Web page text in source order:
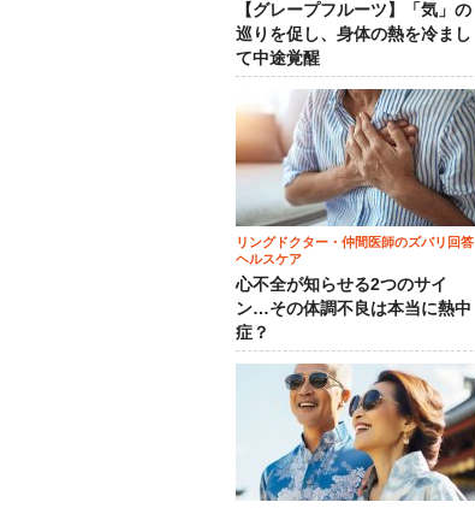
【グレープフルーツ】「気」の
巡りを促し、身体の熱を冷まし
て中途覚醒
リングドクター・仲間医師のズバリ回答
ヘルスケア
心不全が知らせる2つのサイ
ン…その体調不良は本当に熱中
症？